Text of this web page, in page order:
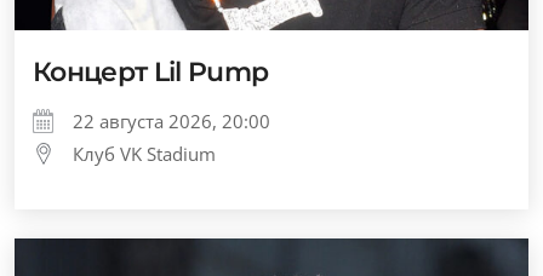
Концерт Lil Pump
22 августа 2026, 20:00
Клуб VK Stadium